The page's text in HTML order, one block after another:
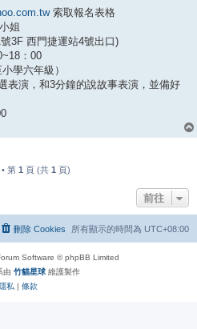
索取報名表格
姐
3F 西門捷運站4號出口)
：00
學六年級）
表演，和3分鐘的說故事表演，並備好
第 1 頁 (共 1 頁)
前往
所有顯示的時間為 UTC+08:00
刪除 Cookies
Software © phpBB Limited
由 竹貓星球 維護製作
私 | 條款